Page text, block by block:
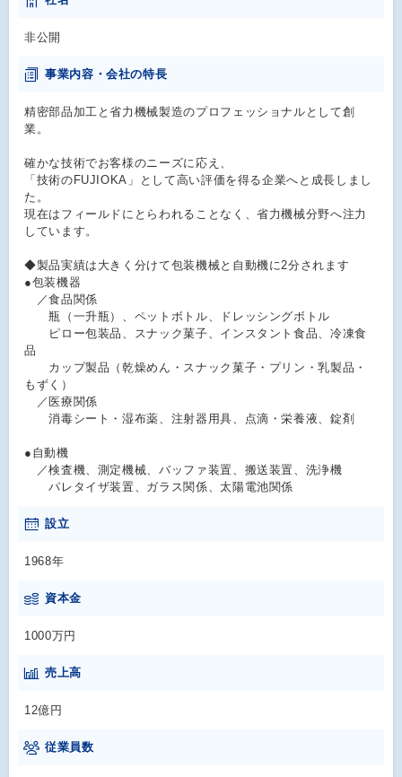
非公開
事業内容・会社の特長
精密部品加工と省力機械製造のプロフェッショナルとして創
業。
確かな技術でお客様のニーズに応え、
「技術のFUJIOKA」として高い評価を得る企業へと成長しまし
た。
現在はフィールドにとらわれることなく、省力機械分野へ注力
しています。
◆製品実績は大きく分けて包装機械と自動機に2分されます
●包装機器
／食品関係
瓶（一升瓶）、ペットボトル、ドレッシングボトル
ピロー包装品、スナック菓子、インスタント食品、冷凍食
品
カップ製品（乾燥めん・スナック菓子・プリン・乳製品・
もずく）
／医療関係
消毒シート・湿布薬、注射器用具、点滴・栄養液、錠剤
●自動機
／検査機、測定機械、バッファ装置、搬送装置、洗浄機
パレタイザ装置、ガラス関係、太陽電池関係
設立
1968年
資本金
1000万円
売上高
12億円
従業員数